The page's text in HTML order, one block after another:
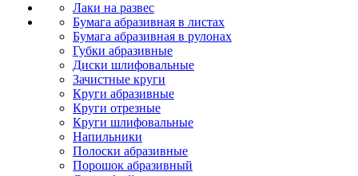
Лаки на развес
Бумага абразивная в листах
Бумага абразивная в рулонах
Губки абразивные
Диски шлифовальные
Зачистные круги
Круги абразивные
Круги отрезные
Круги шлифовальные
Напильники
Полоски абразивные
Порошок абразивный